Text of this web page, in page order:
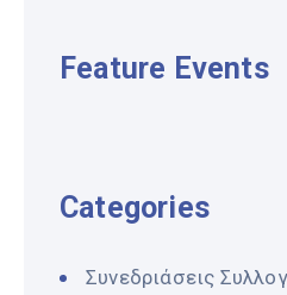
Feature Events
Categories
Συνεδριάσεις